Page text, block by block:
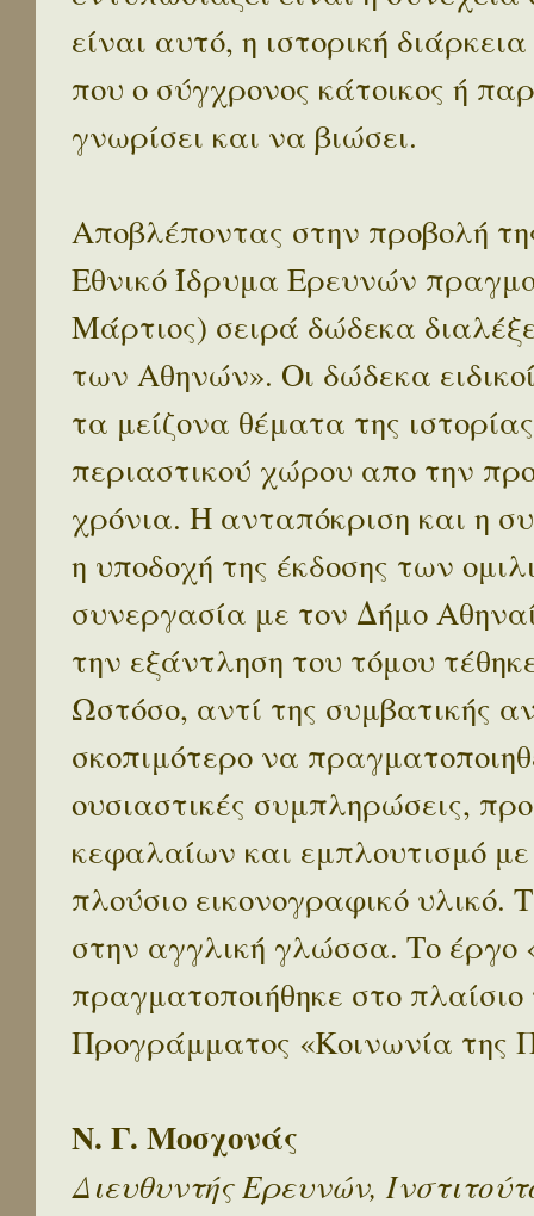
είναι αυτό, η ιστορική
που ο σύγχρονος κάτοικος ή
γνωρίσει και να βιώσει.
Αποβλέποντας στην προβολή
Εθνικό Ίδρυμα Ερευνών
Μάρτιος) σειρά δώδεκα
των Αθηνών». Οι δώδεκα
τα μείζονα θέματα της
περιαστικού χώρου απο την
χρόνια. Η ανταπόκριση και η
η υποδοχή της έκδοσης των
συνεργασία με τον Δήμο
την εξάντληση του τόμου
Ωστόσο, αντί της συμβατικής
σκοπιμότερο να
ουσιαστικές συμπληρώσεις,
κεφαλαίων και εμπλουτισμό
πλούσιο εικονογραφικό
στην αγγλική γλώσσα. Το
πραγματοποιήθηκε στο
Προγράμματος «Κοινωνία της
Ν. Γ. Μοσχονάς
Διευθυντής Ερευνών,